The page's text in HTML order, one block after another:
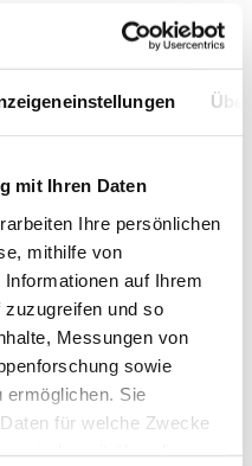
mit Ihren Daten
Ihre persönlichen
mithilfe von
auf Ihrem
und so
Messungen von
sowie
ermöglichen. Sie
für welche Zwecke